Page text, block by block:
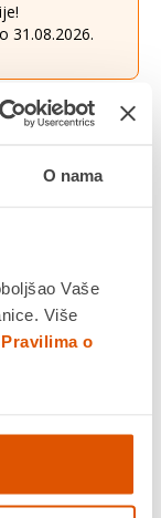
O nama
Vaše
Više
Pravilima o
31.08.2026.
5,82 €
Tekstura
oblik za
trajanja
karticama